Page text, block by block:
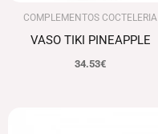
COMPLEMENTOS COCTELERIA
VASO TIKI PINEAPPLE
34.53€